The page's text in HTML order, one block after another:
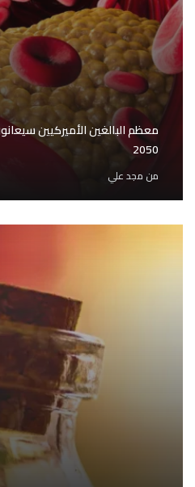
معظم البالغين الأميركيين
2050
من مجد علي